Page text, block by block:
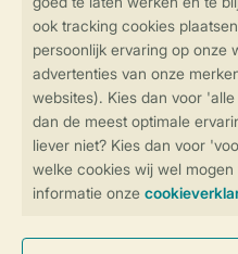
Controle over
Veilig en snel online
Veilige
Veilige betaling